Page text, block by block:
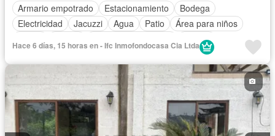
Armario empotrado
Estacionamiento
Bodega
Electricidad
Jacuzzi Agua Patio
Área para niños
Piscina
Hace 6 días, 15 horas en - Ifc Inmofondocasa Cia Ltda